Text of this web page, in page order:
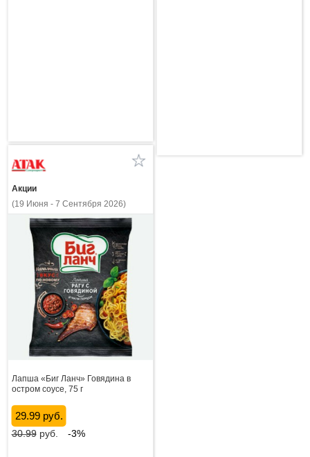
Акции
(19 Июня - 7 Сентября 2026)
Лапша «Биг Ланч» Говядина в
остром соусе, 75 г
29.99 руб.
30.99руб. -3%